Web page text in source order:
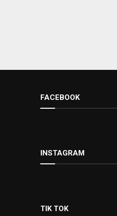
FACEBOOK
INSTAGRAM
TIK TOK